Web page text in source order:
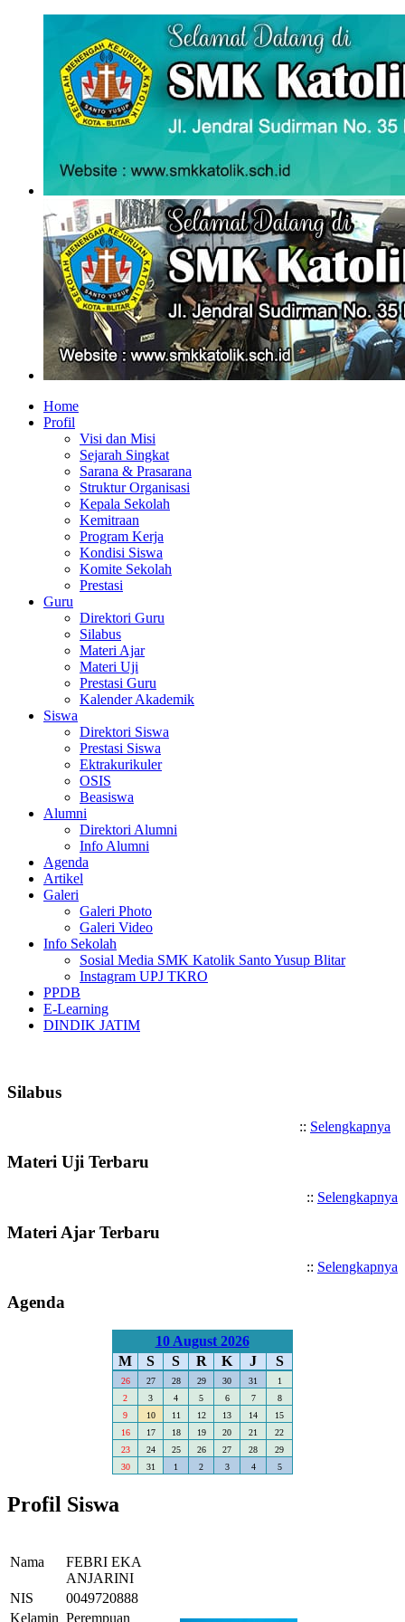
Home
Profil
Visi dan Misi
Sejarah Singkat
Sarana & Prasarana
Struktur Organisasi
Kepala Sekolah
Kemitraan
Program Kerja
Kondisi Siswa
Komite Sekolah
Prestasi
Guru
Direktori Guru
Silabus
Materi Ajar
Materi Uji
Prestasi Guru
Kalender Akademik
Siswa
Direktori Siswa
Prestasi Siswa
Ektrakurikuler
OSIS
Beasiswa
Alumni
Direktori Alumni
Info Alumni
Agenda
Artikel
Galeri
Galeri Photo
Galeri Video
Info Sekolah
Sosial Media SMK Katolik Santo Yusup Blitar
Instagram UPJ TKRO
PPDB
E-Learning
DINDIK JATIM
Silabus
:: Selengkapnya
Materi Uji Terbaru
:: Selengkapnya
Materi Ajar Terbaru
:: Selengkapnya
Agenda
10 August 2026
M
S S R K J S
26 27 28 29 30 31
1
2
3 4 5 6 7
8
9
10 11 12 13 14
15
16
17 18 19 20 21
22
23
24 25 26 27 28
29
30
31 1 2 3 4 5
Profil Siswa
Nama
FEBRI EKA
ANJARINI
NIS
0049720888
Kelamin Perempuan